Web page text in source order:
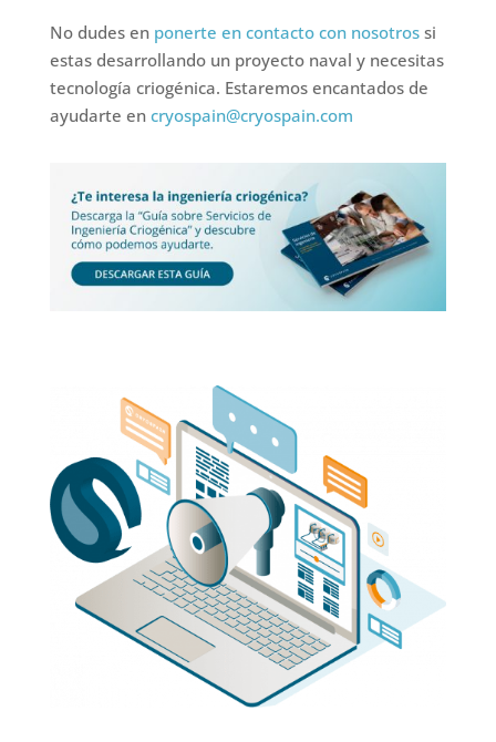
No dudes en ponerte en contacto con nosotrossi
estas desarrollando un proyecto naval y necesitas
tecnología criogénica. Estaremos encantados de
ayudarte en cryospain@cryospain.com